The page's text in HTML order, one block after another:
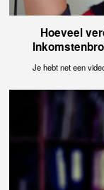
Hoeveel
Je hebt net een